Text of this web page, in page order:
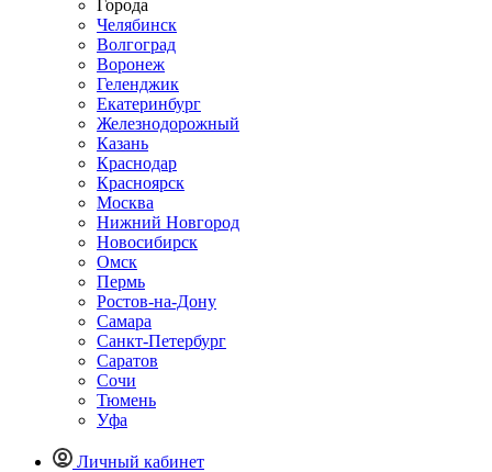
Города
Челябинск
Волгоград
Воронеж
Геленджик
Екатеринбург
Железнодорожный
Казань
Краснодар
Красноярск
Москва
Нижний Новгород
Новосибирск
Омск
Пермь
Ростов-на-Дону
Самара
Санкт-Петербург
Саратов
Сочи
Тюмень
Уфа
Личный кабинет